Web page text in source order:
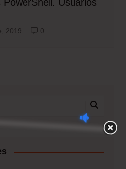
PowerShell. Usuarios
2019 0